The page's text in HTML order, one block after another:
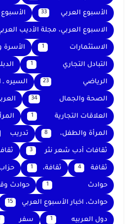
الأسبوع العربي 33
الاسبوع العربي، مجلة الأديب
الاستثمارات 1 الأسرة
التبادل التجاري 1
الرياضي 23 السيره ـ
الصحة والجمال 34
العلاقات التجارية 1
المرأة والطفل، 8 تدريب
ثقافات أدب شعر نثر 3
ثقافة 4 ثقافة، 1
حوادث 1 حوادث
حوادث، اخبار الأسبوع العربي 15
دول العربيه 1 سفر